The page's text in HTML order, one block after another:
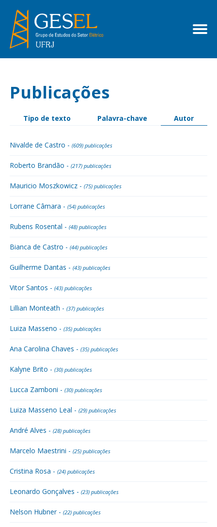
Publicações
Tipo de texto Palavra-chave Autor
Nivalde de Castro - (609) publicações
Roberto Brandão - (217) publicações
Mauricio Moszkowicz - (75) publicações
Lorrane Câmara - (54) publicações
Rubens Rosental - (48) publicações
Bianca de Castro - (44) publicações
Guilherme Dantas - (43) publicações
Vitor Santos - (43) publicações
Lillian Monteath - (37) publicações
Luiza Masseno - (35) publicações
Ana Carolina Chaves - (35) publicações
Kalyne Brito - (30) publicações
Lucca Zamboni - (30) publicações
Luiza Masseno Leal - (29) publicações
André Alves - (28) publicações
Marcelo Maestrini - (25) publicações
Cristina Rosa - (24) publicações
Leonardo Gonçalves - (23) publicações
Nelson Hubner - (22) publicações